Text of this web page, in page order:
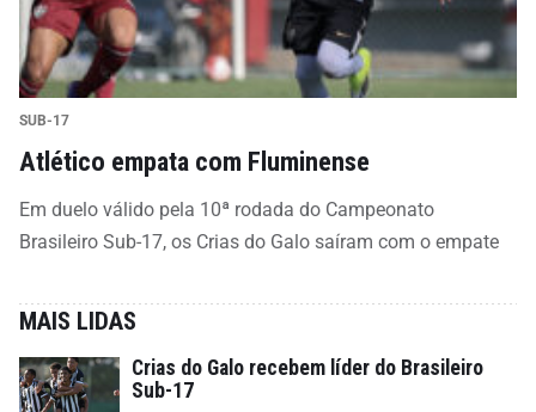
SUB-17
Atlético empata com Fluminense
Em duelo válido pela 10ª rodada do Campeonato
Brasileiro Sub-17, os Crias do Galo saíram com o empate
MAIS LIDAS
Crias do Galo recebem líder do Brasileiro
Sub-17